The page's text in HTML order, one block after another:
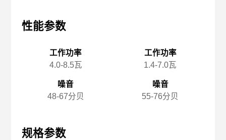
性能参数
工作功率
4.0-8.5瓦
噪音
48-67分贝
规格参数
工作功率
1.4-7.0瓦
噪音
55-76分贝